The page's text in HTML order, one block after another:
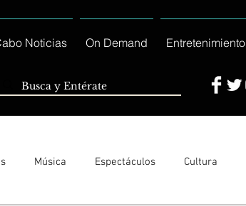
Noticias On Demand Entretenimiento
Música Espectáculos Cultura